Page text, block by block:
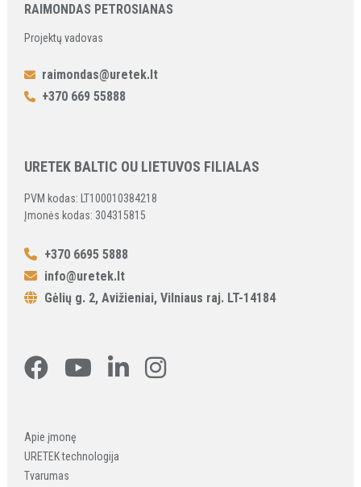
RAIMONDAS PETROSIANAS
Projektų vadovas
raimondas@uretek.lt
+370 669 55888
URETEK BALTIC OU LIETUVOS FILIALAS
PVM kodas: LT100010384218
Įmonės kodas: 304315815
+370 6695 5888
info@uretek.lt
Gėlių g. 2, Avižieniai, Vilniaus raj. LT-14184
Apie įmonę
URETEK technologija
Tvarumas